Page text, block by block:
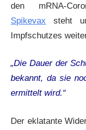
den mRNA-
Spikevax steht
Impfschutzes
„Die Dauer der
bekannt, da sie
ermittelt wird.“
Der eklatante